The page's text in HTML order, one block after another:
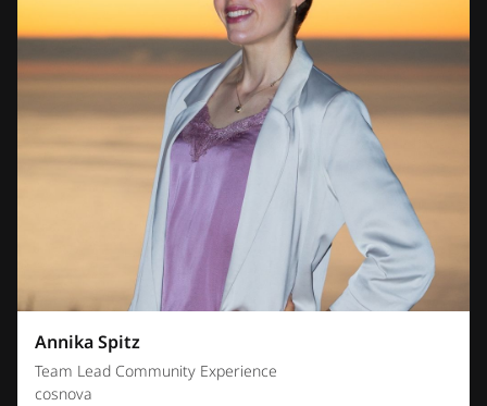
Annika Spitz
Team Lead Community Experience
cosnova